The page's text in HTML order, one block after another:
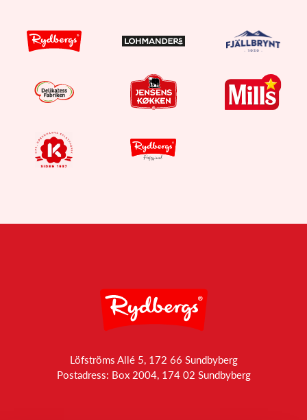
Löfströms Allé 5, 172 66 Sundbyberg
Postadress: Box 2004, 174 02 Sundbyberg